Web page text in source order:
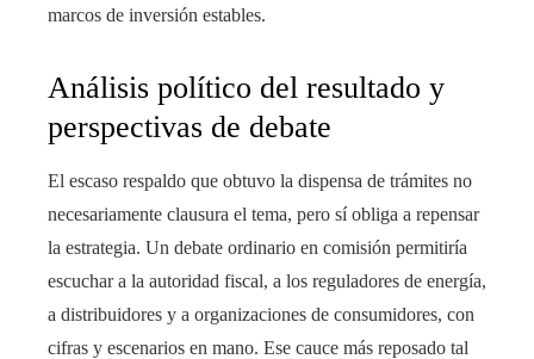
marcos de inversión estables.
Análisis político del resultado y
perspectivas de debate
El escaso respaldo que obtuvo la dispensa de trámites no
necesariamente clausura el tema, pero sí obliga a repensar
la estrategia. Un debate ordinario en comisión permitiría
escuchar a la autoridad fiscal, a los reguladores de energía,
a distribuidores y a organizaciones de consumidores, con
cifras y escenarios en mano. Ese cauce más reposado tal